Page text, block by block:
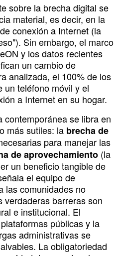
sobre la brecha digital se
material, es decir, en la
conexión a Internet (la
Sin embargo, el marco
y los datos recientes
un cambio de
analizada, el 100% de los
un teléfono móvil y el
a Internet en su hogar.
contemporánea se libra en
más sutiles: la brecha de
para manejar las
de aprovechamiento (la
un beneficio tangible de
el equipo de
las comunidades no
verdaderas barreras son
e institucional. El
públicas y la
administrativas se
La obligatoriedad